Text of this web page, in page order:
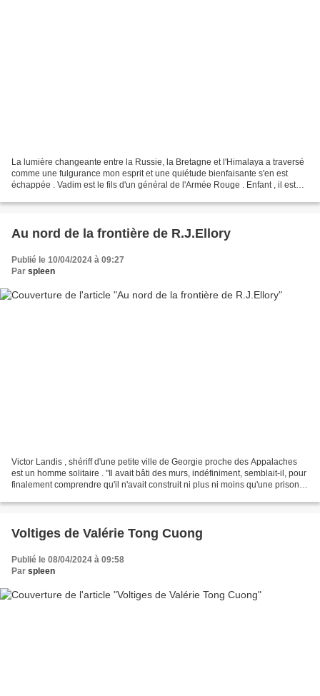
La lumière changeante entre la Russie, la Bretagne et l'Himalaya a traversé
comme une fulgurance mon esprit et une quiétude bienfaisante s'en est
échappée . Vadim est le fils d'un général de l'Armée Rouge . Enfant , il est
Au nord de la frontière de R.J.Ellory
Publié le 10/04/2024 à 09:27
Par spleen
Victor Landis , shériff d'une petite ville de Georgie proche des Appalaches
est un homme solitaire . "Il avait bâti des murs, indéfiniment, semblait-il, pour
finalement comprendre qu'il n'avait construit ni plus ni moins qu'une prison
Voltiges de Valérie Tong Cuong
Publié le 08/04/2024 à 09:58
Par spleen